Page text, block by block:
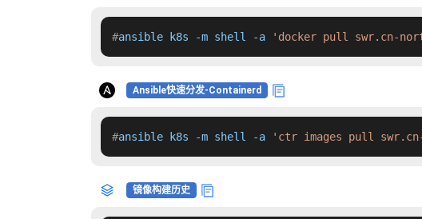
#ansible k8s -m shell -a 'docker pull swr.cn-
Ansible快速分发-Containerd
#ansible k8s -m shell -a 'ctr images pull
镜像构建历史